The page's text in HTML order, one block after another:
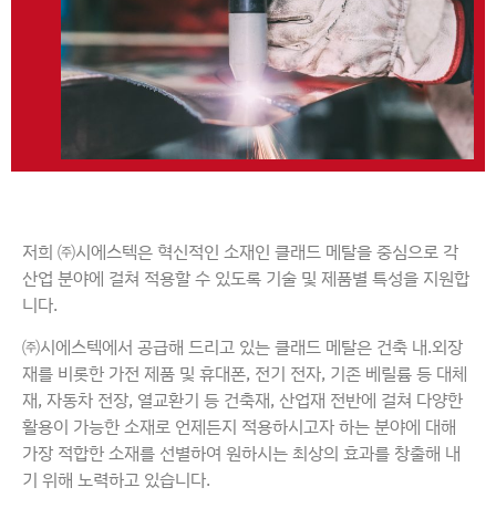
저희 ㈜시에스텍은 혁신적인 소재인 클래드 메탈을 중심으로 각
산업 분야에 걸쳐 적용할 수 있도록 기술 및 제품별 특성을 지원합
니다.
㈜시에스텍에서 공급해 드리고 있는 클래드 메탈은 건축 내.외장
재를 비롯한 가전 제품 및 휴대폰, 전기 전자, 기존 베릴륨 등 대체
재, 자동차 전장, 열교환기 등 건축재, 산업재 전반에 걸쳐 다양한
활용이 가능한 소재로 언제든지 적용하시고자 하는 분야에 대해
가장 적합한 소재를 선별하여 원하시는 최상의 효과를 창출해 내
기 위해 노력하고 있습니다.